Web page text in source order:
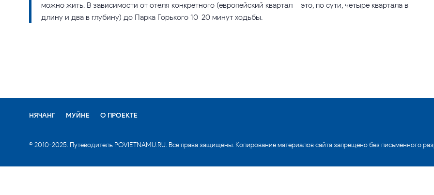
можно жить. В зависимости от отеля конкретного (европейский квартал – это, по сути, четыре квартала в
длину и два в глубину) до Парка Горького 10-20 минут ходьбы.
НЯЧАНГ МУЙНЕ О ПРОЕКТЕ
© 2010-2025. Путеводитель POVIETNAMU.RU. Все права защищены. Копирование материалов сайта запрещено без письменного